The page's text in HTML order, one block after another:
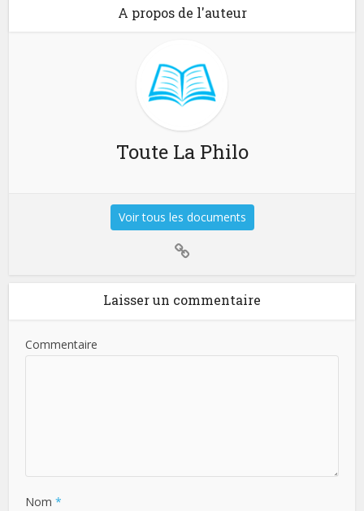
A propos de l'auteur
Toute La Philo
Voir tous les documents
Laisser un commentaire
Commentaire
Nom*